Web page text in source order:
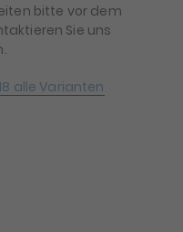
bitte vor dem
Sie uns
alle Varianten